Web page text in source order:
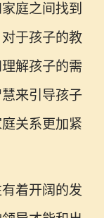
庭之间找到
于孩子的教
解孩子的需
来引导孩子
关系更加紧
着开阔的发